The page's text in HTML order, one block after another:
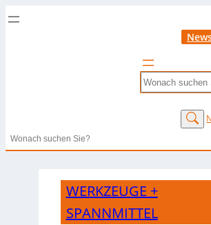
Search
Search
WERKZEUGE +
SPANNMITTEL